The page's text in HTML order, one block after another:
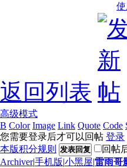
返回列表
高级模式
B Color Image Link Quote Code
您需要登录后才可以回帖 登录
本版积分规则
发表回复
回帖
Archiver|手机版|小黑屋|雷雨哥